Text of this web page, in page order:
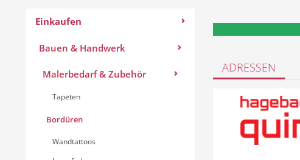
Einkaufen
Bauen & Handwerk
Malerbedarf & Zubehör
Tapeten
Bordüren
Wandtattoos
ADRESSEN